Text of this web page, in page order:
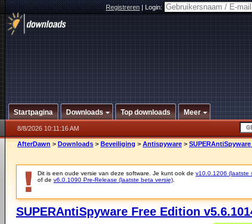
Registreren|Login:
Startpagina Downloads Top downloads Meer
8/8/2026 10:11:16 AM
AfterDawn > Downloads > Beveiliging > Antispyware >
Dit is een oude versie van deze software. Je kunt ook de v10.0.1206 (laatste
of de v6.0.1090 Pre-Release (laatste beta versie)
SUPERAntiSpyware Free Edition